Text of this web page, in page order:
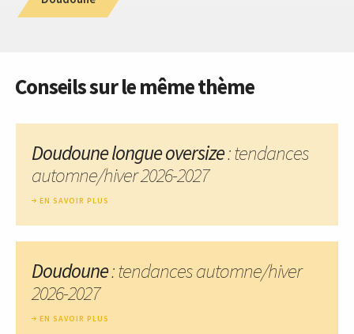
Conseils sur le même thème
Doudoune longue oversize: tendances
automne/hiver 2026-2027
EN SAVOIR PLUS
Doudoune: tendances automne/hiver
2026-2027
EN SAVOIR PLUS